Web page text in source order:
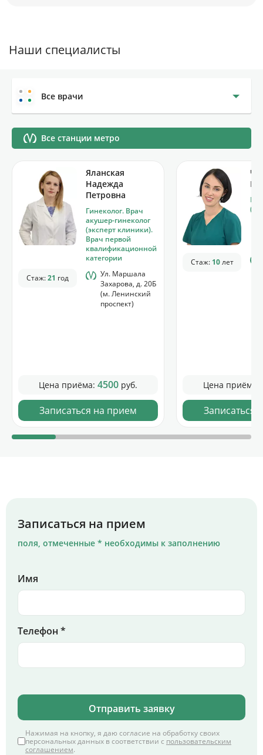
Наши специалисты
Все врачи
Все станции метро
Яланская
Надежда
Петровна
Гинеколог. Врач
акушер-гинеколог
(эксперт клиники).
Врач первой
квалификационной
категории
Стаж:21 год
Ул. Маршала
Захарова, д. 20Б
(м. Ленинский
проспект)
Цена приёма: 4500 руб.
Записаться на прием
Стаж: 10лет
Цена приёма:
Записаться
Записаться на прием
поля, отмеченные * необходимы к заполнению
Имя
Телефон *
Отправить заявку
Нажимая на кнопку, я даю согласие на обработку своих
персональных данных в соответствии с пользовательским
соглашением.